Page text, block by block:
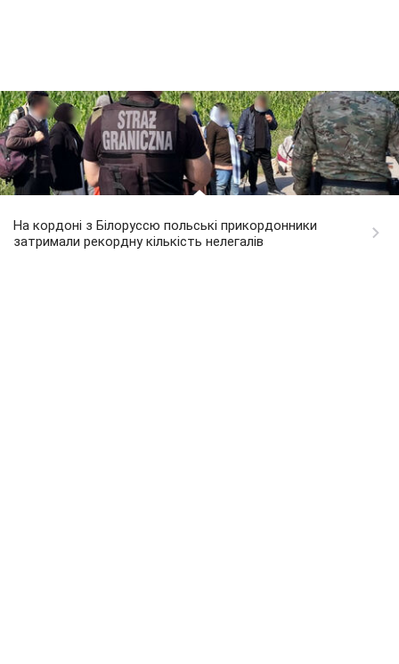
На кордоні з Білоруссю польські прикордонники
затримали рекордну кількість нелегалів